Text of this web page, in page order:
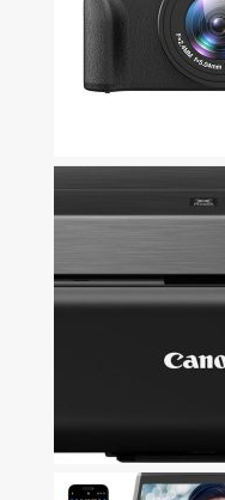
prise de vue.
un cadeau